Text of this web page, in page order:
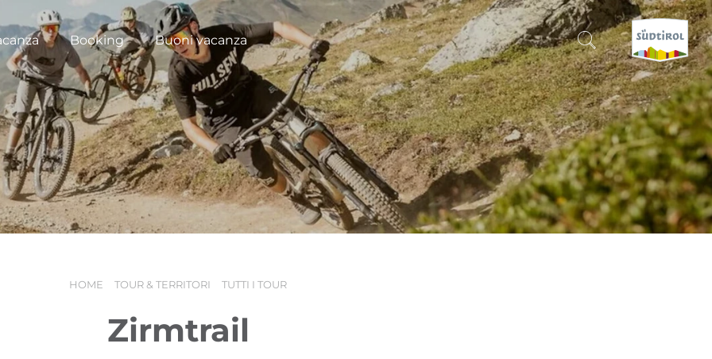
Booking Buoni vacanza
CERCA E PRENOTA
SCOPRI L'ALTO ADIGE
QUANDO?
-
HOME TOUR & TERRITORI TUTTI I TOUR
Zirmtrail